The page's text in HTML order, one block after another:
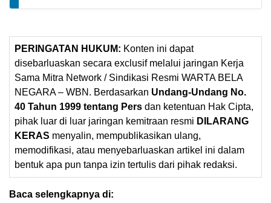
PERINGATAN HUKUM: Konten ini dapat
disebarluaskan secara exclusif melalui jaringan Kerja
Sama Mitra Network / Sindikasi Resmi WARTA BELA
NEGARA – WBN. Berdasarkan Undang-Undang No.
40 Tahun 1999 tentang Pers dan ketentuan Hak Cipta,
pihak luar di luar jaringan kemitraan resmi DILARANG
KERAS menyalin, mempublikasikan ulang,
memodifikasi, atau menyebarluaskan artikel ini dalam
bentuk apa pun tanpa izin tertulis dari pihak redaksi.
Baca selengkapnya di: